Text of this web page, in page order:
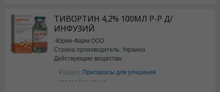
ТИВОРТИН 4,2% 100МЛ Р-Р Д/
ИНФУЗИЙ
-Юрия-Фарм ООО
Страна производитель: Украина
Действующие вещества:
Аргинин
Раздел: Препараты для улчшения
кровообращения